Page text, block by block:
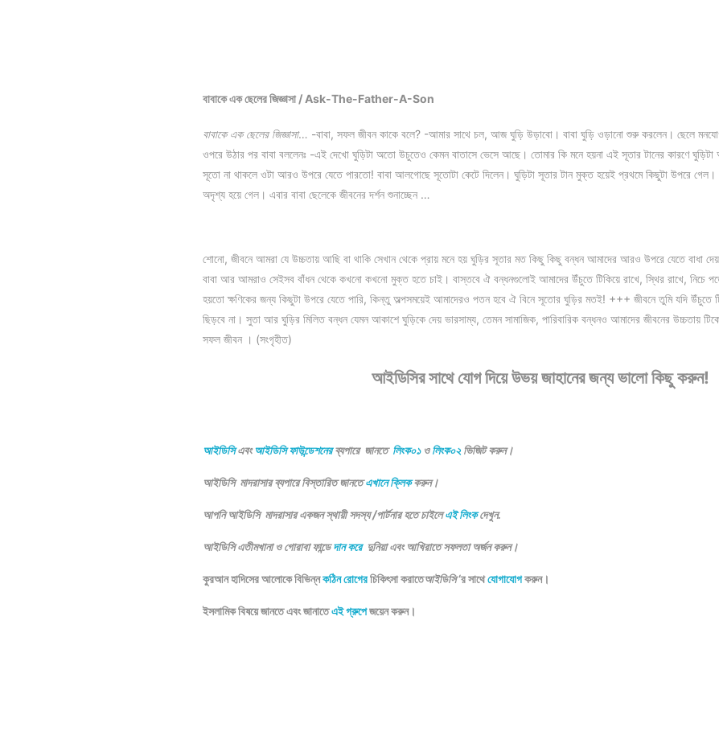
বাবাকে এক ছেলের জিজ্ঞাসা / Ask-The-Father-A-Son
বাবাকে এক ছেলের জিজ্ঞাসা… -বাবা, সফল জীবন কাকে বলে? -আমার সাথে চল, আজ ঘুড়ি উড়াবো। বাবা ঘুড়ি ওড়ানো শুরু করলেন। ছেলে
ওপরে উঠার পর বাবা বললেনঃ -এই দেখো ঘুড়িটা অতো উচুতেও কেমন বাতাসে ভেসে আছে। তোমার কি মনে হয়না এই সূতার টানের কারণে
সূতো না থাকলে ওটা আরও উপরে যেতে পারতো! বাবা আলগোছে সূতোটা কেটে দিলেন। ঘুড়িটা সূতার টান মুক্ত হয়েই প্রথমে কিছুটা উপরে গেল।
অদৃশ্য হয়ে গেল। এবার বাবা ছেলেকে জীবনের দর্শন শুনাচ্ছেন …
শোনো, জীবনে আমরা যে উচ্চতায় আছি বা থাকি সেখান থেকে প্রায় মনে হয় ঘুড়ির সূতার মত কিছু কিছু বন্ধন আমাদের আরও উপরে যেতে বাধা
বাবা আর আমরাও সেইসব বাঁধন থেকে কখনো কখনো মুক্ত হতে চাই। বাস্তবে ঐ বন্ধনগুলোই আমাদের উঁচুতে টিকিয়ে রাখে, স্থির রাখে, নিচে
হয়তো ক্ষণিকের জন্য কিছুটা উপরে যেতে পারি, কিন্তু অল্পসময়েই আমাদেরও পতন হবে ঐ বিনে সূতোর ঘুড়ির মতই! +++ জীবনে তুমি যদি
ছিড়বে না। সুতা আর ঘুড়ির মিলিত বন্ধন যেমন আকাশে ঘুড়িকে দেয় ভারসাম্য, তেমন সামাজিক, পারিবারিক বন্ধনও আমাদের জীবনের উচ্চতায়
সফল জীবন । (সংগৃহীত)
আইডিসির সাথে যোগ দিয়ে উভয় জাহানের জন্য ভালো কিছু করুন!
আইডিসিএবংআইডিসি ফাউন্ডেশনেরব্যপারে জানতে লিংক০১ওলিংক০২ ভিজিট করুন।
আইডিসি মাদরাসার ব্যপারে বিস্তারিত জানতেএখানে ক্লিককরুন।
আপনি আইডিসি মাদরাসার একজন স্থায়ী সদস্য /পার্টনার হতে চাইলেএই লিংকদেখুন.
আইডিসি এতীমখানা ও গোরাবা ফান্ডেদান করে দুনিয়া এবং আখিরাতে সফলতা অর্জন করুন।
কুরআন হাদিসের আলোকে বিভিন্নকঠিন রোগেরচিকিৎসা করাতেআইডিসি‘র সাথেযোগাযোগকরুন।
ইসলামিক বিষয়ে জানতে এবং জানাতেএই গ্রুপেজয়েন করুন।